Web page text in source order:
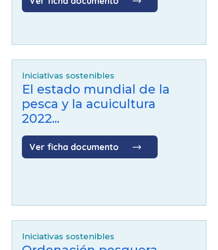
Iniciativas sostenibles
El estado mundial de la
pesca y la acuicultura
2022...
Ver ficha documento
Iniciativas sostenibles